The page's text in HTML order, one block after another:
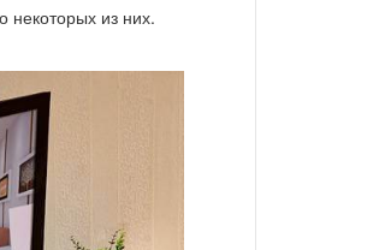
некоторых из них.